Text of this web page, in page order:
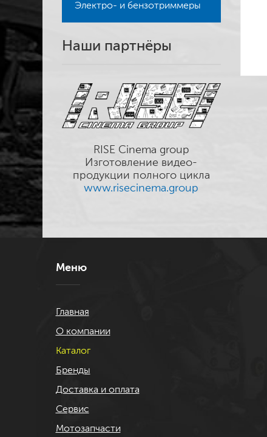
Электро- и бензотриммеры
Наши партнёры
RISE Cinema group
Изготовление видео-
продукции полного цикла
www.risecinema.group
Меню
Главная
О компании
Каталог
Бренды
Доставка и оплата
Сервис
Мотозапчасти